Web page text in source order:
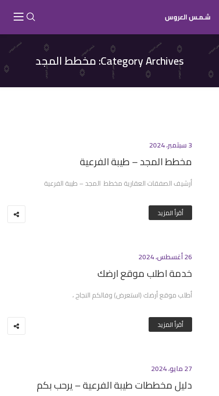
Category Archives: مخطط المجد
3 سبتمبر، 2024
مخطط المجد – طيبة الفرعية
أرشيف الصفقات العقارية مخطط المجد – طيبة الفرعية
أقرأ المزيد
26 أغسطس، 2024
خدمة اطلب موقع ارضك
أطلب موقع أرضك (استعرض) وفالكم النجاح ،
أقرأ المزيد
27 مايو، 2024
دليل مخططات طيبة الفرعية – يرحب بكم